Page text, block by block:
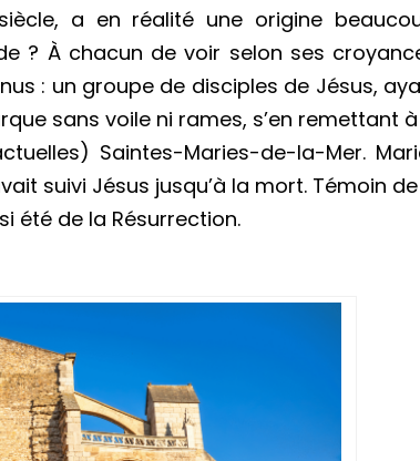
siècle, a en réalité une origine
? À chacun de voir selon ses
: un groupe de disciples de Jésus,
sans voile ni rames, s’en remettant
Saintes-Maries-de-la-Mer.
suivi Jésus jusqu’à la mort. Témoin
été de la Résurrection.